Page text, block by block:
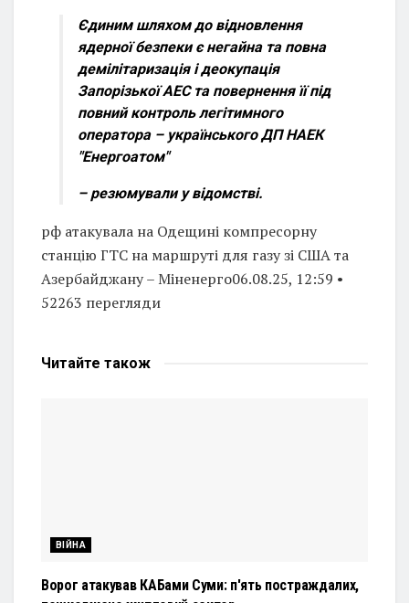
Єдиним шляхом до відновлення
ядерної безпеки є негайна та повна
демілітаризація і деокупація
Запорізької АЕС та повернення її під
повний контроль легітимного
оператора – українського ДП НАЕК
"Енергоатом"
– резюмували у відомстві.
рф атакувала на Одещині компресорну
станцію ГТС на маршруті для газу зі США та
Азербайджану – Міненерго06.08.25, 12:59 •
52263 перегляди
Читайте також
ВІЙНА
Ворог атакував КАБами Суми: п'ять постраждалих,